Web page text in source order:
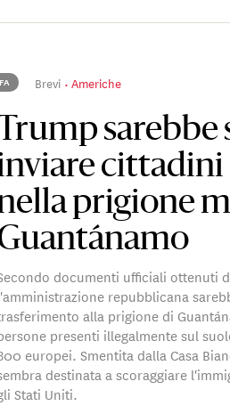
Brevi Americhe
Trump
cittadini
prigione
documenti ufficiali ottenuti
repubblicana
alla prigione di
presenti illegalmente sul
europei. Smentita dalla Casa
destinata a scoraggiare
Stati Uniti.